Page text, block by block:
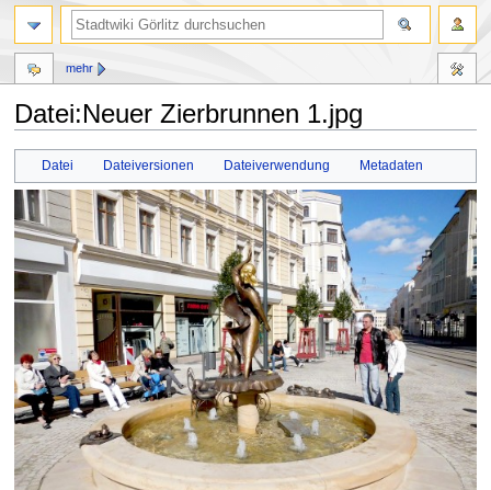
Datei:Neuer Zierbrunnen 1.jpg
Navigation
springen
Suche
springen
Datei Dateiversionen Dateiverwendung Metadaten
mehr